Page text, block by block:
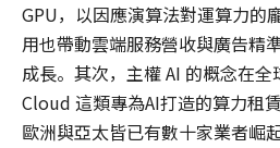
GPU，以因應演算法對運算力的
用也帶動雲端服務營收與廣告精
成長。其次，主權 AI 的概念在
Cloud 這類專為AI打造的算力租
歐洲與亞太皆已有數十家業者崛